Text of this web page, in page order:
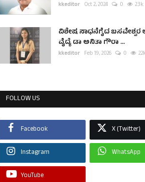
kkeditor Oct 2, 2024 0 2.3k
ವಿಶೇಷ ಸಾಧನೆಗೈದ ಬಸವೇಶ್ವರ
ವೈದ್ಯೆ ಡಾ ಅನಿತಾ ಗೌರಾ ...
kkeditor Feb 19, 2026 0 2.2k
FOLLOW US
Facebook X (Twitter)
Instagram WhatsApp
YouTube